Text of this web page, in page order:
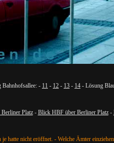
Bahnhofsallee: - 11 - 12 - 13 - 14 - Lösung
Platz- Blick HBF über Berliner Platz-
hatte nicht eröffnet. - Welche Ämter